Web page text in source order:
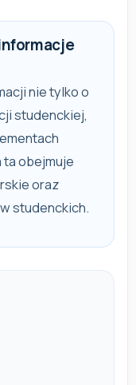
nie tylko o
studenckiej,
obejmuje
oraz
studenckich.